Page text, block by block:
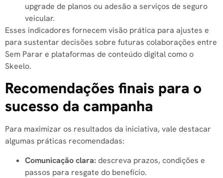
upgrade de planos ou adesão a serviços de seguro
veicular.
Esses indicadores fornecem visão prática para ajustes e
para sustentar decisões sobre futuras colaborações entre
Sem Parar e plataformas de conteúdo digital como o
Skeelo.
Recomendações finais para o
sucesso da campanha
Para maximizar os resultados da iniciativa, vale destacar
algumas práticas recomendadas:
Comunicação clara: descreva prazos, condições e
passos para resgate do benefício.